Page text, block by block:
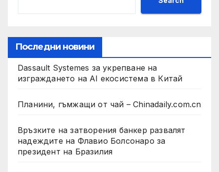
Последни новини
Dassault Systemes за укрепване на
изграждането на AI екосистема в Китай
Планини, гъмжащи от чай – Chinadaily.com.cn
Връзките на затворения банкер развалят
надеждите на Флавио Болсонаро за
президент на Бразилия